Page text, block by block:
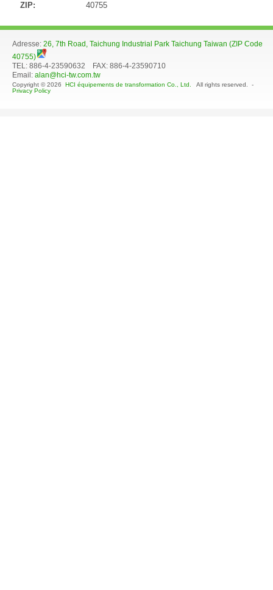
ZIP:
40755
Adresse: 26, 7th Road, Taichung Industrial Park Taichung Taiwan (ZIP Code
40755)
TEL: 886-4-23590632 FAX: 886-4-23590710
Email: alan@hci-tw.com.tw
Copyright © 2026 HCI équipements de transformation Co., Ltd.
All rights reserved. -
Privacy Policy